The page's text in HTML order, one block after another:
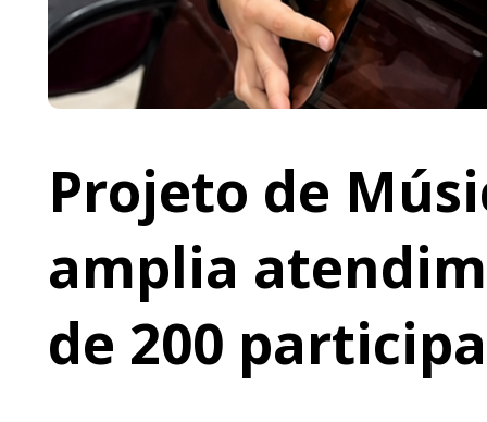
Projeto de
amplia
de 200